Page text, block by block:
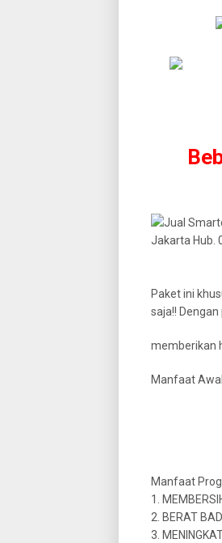
Paket ini
saja!!
memberikan
Manfaat
Manfaat
1.
2. BERAT
3.